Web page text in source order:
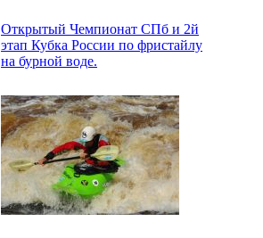
Открытый Чемпионат СПб и 2й
этап Кубка России по фристайлу
на бурной воде.